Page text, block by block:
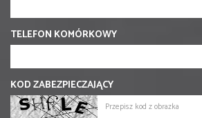
TELEFON KOMÓRKOWY
KOD ZABEZPIECZAJĄCY